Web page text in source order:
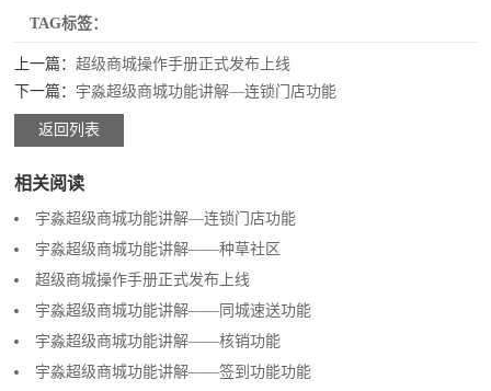
TAG标签：
上一篇：超级商城操作手册正式发布上线
下一篇： 宇淼超级商城功能讲解—连锁门店功能
返回列表
相关阅读
宇淼超级商城功能讲解—连锁门店功能
宇淼超级商城功能讲解——种草社区
超级商城操作手册正式发布上线
宇淼超级商城功能讲解——同城速送功能
宇淼超级商城功能讲解——核销功能
宇淼超级商城功能讲解——签到功能功能